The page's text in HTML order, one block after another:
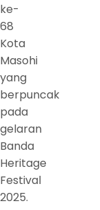
ke-
68
Kota
Masohi
yang
berpuncak
pada
gelaran
Banda
Heritage
Festival
2025.